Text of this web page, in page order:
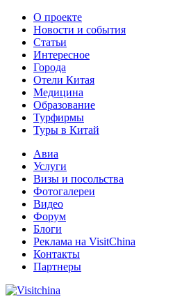
О проекте
Новости и события
Статьи
Интересное
Города
Отели Китая
Медицина
Образование
Турфирмы
Туры в Китай
Авиа
Услуги
Визы и посольства
Фотогалереи
Видео
Форум
Блоги
Реклама на VisitChina
Контакты
Партнеры